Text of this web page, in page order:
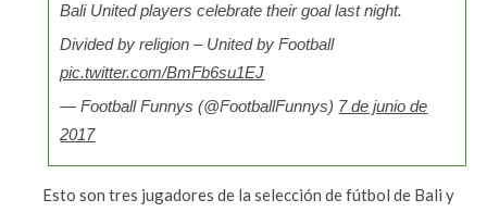
Bali United players celebrate their goal last night.
Divided by religion – United by Football
pic.twitter.com/BmFb6su1EJ
— Football Funnys (@FootballFunnys) 7 de junio de
2017
Esto son tres jugadores de la selección de fútbol de Bali y